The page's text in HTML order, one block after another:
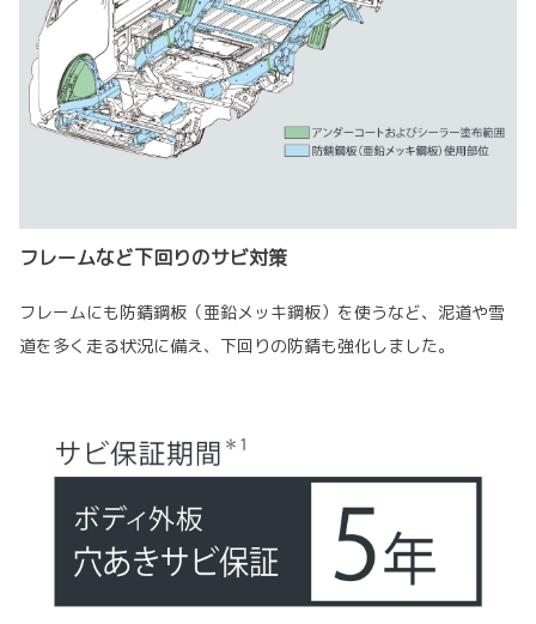
フレームなど下回りのサビ対策
フレームにも防錆鋼板（亜鉛メッキ鋼板）を使うなど、泥道や雪
道を多く走る状況に備え、下回りの防錆も強化しました。